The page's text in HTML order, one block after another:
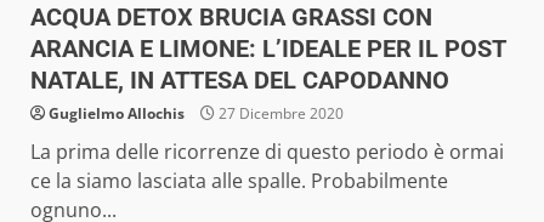
ACQUA DETOX BRUCIA GRASSI CON
ARANCIA E LIMONE: L’IDEALE PER IL POST
NATALE, IN ATTESA DEL CAPODANNO
Guglielmo Allochis 27 Dicembre 2020
La prima delle ricorrenze di questo periodo è ormai
ce la siamo lasciata alle spalle. Probabilmente
ognuno...